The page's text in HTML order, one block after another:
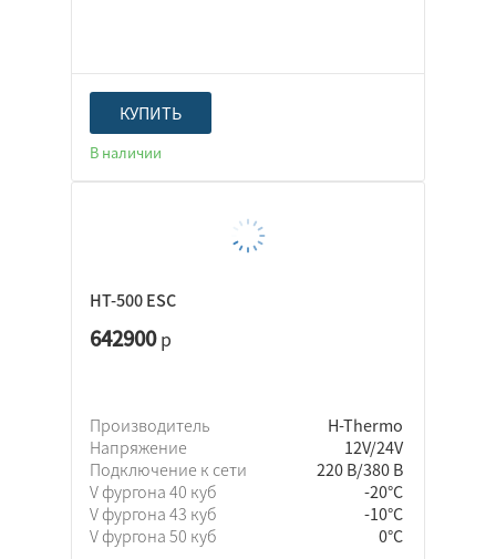
КУПИТЬ
В наличии
HT-500 ESC
642900р
Производитель
H-Thermo
Напряжение
12V/24V
Подключение к сети
220 В/380 В
V фургона 40 куб
-20°C
V фургона 43 куб
-10°C
V фургона 50 куб
0°C